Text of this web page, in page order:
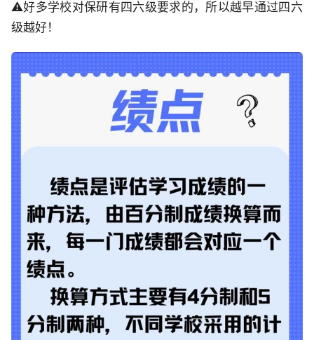
⚠️好多学校对保研有四六级要求的，所以越早通过四六
级越好！